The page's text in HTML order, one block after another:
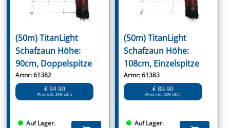
(50m) TitanLight
Schafzaun Höhe:
90cm, Doppelspitze
Artnr: 61382
€ 94.90
(Preis inkl. 20% USt.)
Auf Lager.
(50m) TitanLight
Schafzaun Höhe:
108cm, Einzelspitze
Artnr: 61383
€ 89.90
(Preis inkl. 20% USt.)
Auf Lager.